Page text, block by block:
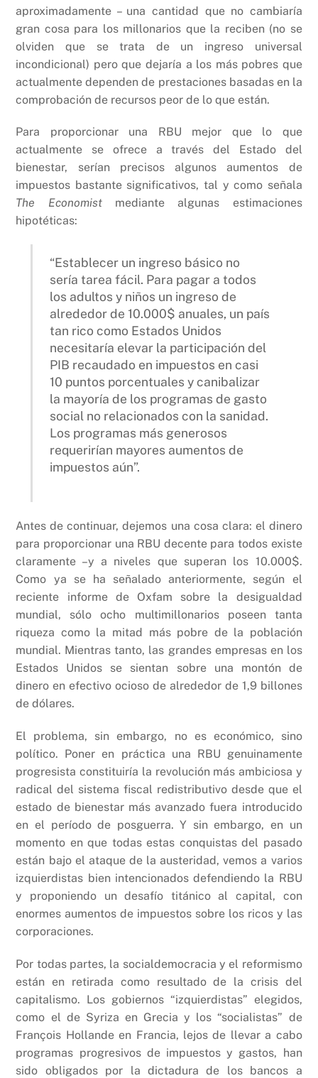
aproximadamente – una cantidad que no cambiaría
gran cosa para los millonarios que la reciben (no se
olviden que se trata de un ingreso universal
incondicional) pero que dejaría a los más pobres que
actualmente dependen de prestaciones basadas en la
comprobación de recursos peor de lo que están.
Para proporcionar una RBU mejor que lo que
actualmente se ofrece a través del Estado del
bienestar, serían precisos algunos aumentos de
impuestos bastante significativos, tal y como señala
The Economistmediante algunas estimaciones
hipotéticas:
“Establecer un ingreso básico no
sería tarea fácil. Para pagar a todos
los adultos y niños un ingreso de
alrededor de 10.000$ anuales, un país
tan rico como Estados Unidos
necesitaría elevar la participación del
PIB recaudado en impuestos en casi
10 puntos porcentuales y canibalizar
la mayoría de los programas de gasto
social no relacionados con la sanidad.
Los programas más generosos
requerirían mayores aumentos de
impuestos aún”.
Antes de continuar, dejemos una cosa clara: el dinero
para proporcionar una RBU decente para todos existe
claramente –y a niveles que superan los 10.000$.
Como ya se ha señalado anteriormente, según el
reciente informe de Oxfam sobre la desigualdad
mundial, sólo ocho multimillonarios poseen tanta
riqueza como la mitad más pobre de la población
mundial. Mientras tanto, las grandes empresas en los
Estados Unidos se sientan sobre una montón de
dinero en efectivo ocioso de alrededor de 1,9 billones
de dólares.
El problema, sin embargo, no es económico, sino
político. Poner en práctica una RBU genuinamente
progresista constituiría la revolución más ambiciosa y
radical del sistema fiscal redistributivo desde que el
estado de bienestar más avanzado fuera introducido
en el período de posguerra. Y sin embargo, en un
momento en que todas estas conquistas del pasado
están bajo el ataque de la austeridad, vemos a varios
izquierdistas bien intencionados defendiendo la RBU
y proponiendo un desafío titánico al capital, con
enormes aumentos de impuestos sobre los ricos y las
corporaciones.
Por todas partes, la socialdemocracia y el reformismo
están en retirada como resultado de la crisis del
capitalismo. Los gobiernos “izquierdistas” elegidos,
como el de Syriza en Grecia y los “socialistas” de
François Hollande en Francia, lejos de llevar a cabo
programas progresivos de impuestos y gastos, han
sido obligados por la dictadura de los bancos a